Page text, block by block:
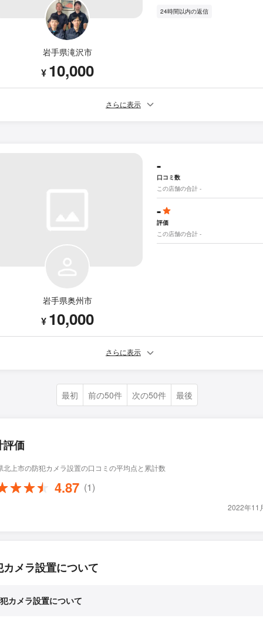
岩手県滝沢市
¥ 10,000
24時間以内の返信
さらに表示
岩手県奥州市
¥ 10,000
-
口コミ数
この店舗の合計 -
-
評価
この店舗の合計 -
さらに表示
最初 前の50件 次の50件 最後
評価
北上市の防犯カメラ設置の口コミの平均点と累計数
4.87 (1)
2022年11
カメラ設置について
カメラ設置について